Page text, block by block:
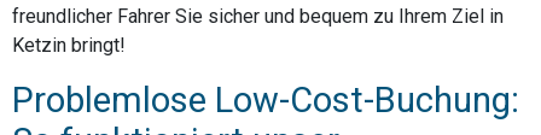
freundlicher Fahrer Sie sicher und bequem zu Ihrem Ziel in
Ketzin bringt!
Problemlose Low-Cost-Buchung: